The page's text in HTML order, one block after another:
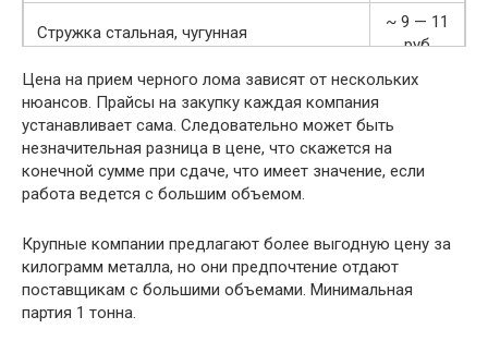
Стружка стальная, чугунная
~ 9 — 11
руб
Негабаритный и габаритный чугун
~ 19 —
Цена на прием черного лома зависят от нескольких
нюансов. Прайсы на закупку каждая компания
устанавливает сама. Следовательно может быть
незначительная разница в цене, что скажется на
конечной сумме при сдаче, что имеет значение, если
работа ведется с большим объемом.
Крупные компании предлагают более выгодную цену за
килограмм металла, но они предпочтение отдают
поставщикам с большими объемами. Минимальная
партия 1 тонна.